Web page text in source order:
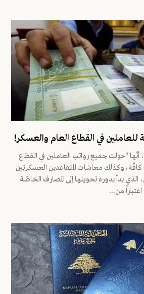
للعاملين في القطاع العام والعسكر!
أنّها "حولت جميع رواتب العاملين في القطاع
كافّة، وكذلك معاشات المتقاعدين العسكريّين
الذي بدأ بدوره تحويلها إلى المصارف الخاصّة
من...